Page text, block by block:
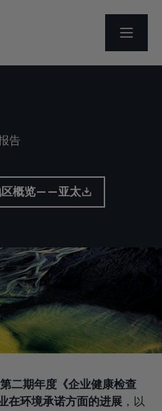
打开菜单
告
区概览——亚太
二期年度《企业健康检查
在环境承诺方面的进展 ，以